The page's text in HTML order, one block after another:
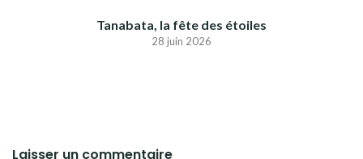
Tanabata, la fête des étoiles
28 juin 2026
Laisser un commentaire